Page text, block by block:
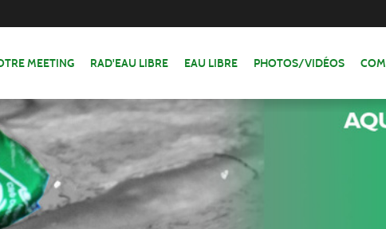
MEETING RAD'EAU LIBRE EAU LIBRE PHOTOS/VIDÉOS